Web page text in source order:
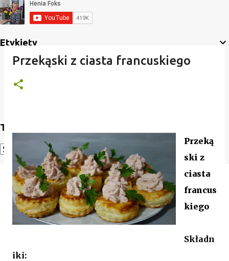
Etykiety
Translate
Powered by Translate
Przekąski z ciasta francuskiego
Przeką
ski z
ciasta
francus
kiego
Składn
iki: